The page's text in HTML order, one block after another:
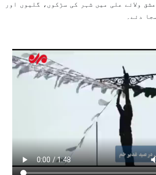
ولائے علی میں شہر کی سڑکوں، گلیوں اور
دئے۔